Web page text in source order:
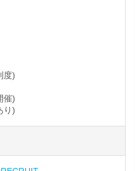
度)
催)
り)